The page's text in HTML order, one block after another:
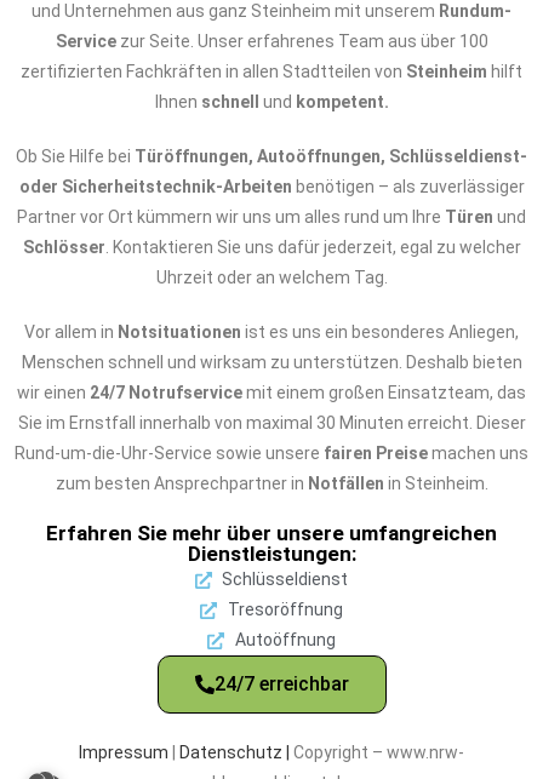
und Unternehmen aus ganz Steinheim mit unserem Rundum-
Servicezur Seite. Unser erfahrenes Team aus über 100
zertifizierten Fachkräften in allen Stadtteilen von Steinheim hilft
Ihnen schnell und kompetent.
Ob Sie Hilfe bei Türöffnungen, Autoöffnungen, Schlüsseldienst-
oder Sicherheitstechnik-Arbeiten benötigen – als zuverlässiger
Partner vor Ort kümmern wir uns um alles rund um Ihre Türen und
Schlösser . Kontaktieren Sie uns dafür jederzeit, egal zu welcher
Uhrzeit oder an welchem Tag.
Vor allem in Notsituationen ist es uns ein besonderes Anliegen,
Menschen schnell und wirksam zu unterstützen. Deshalb bieten
wir einen 24/7 Notrufservicemit einem großen Einsatzteam, das
Sie im Ernstfall innerhalb von maximal 30 Minuten erreicht. Dieser
Rund-um-die-Uhr-Service sowie unsere fairen Preisemachen uns
zum besten Ansprechpartner in Notfällen in Steinheim.
Erfahren Sie mehr über unsere umfangreichen
Dienstleistungen:
Schlüsseldienst
Tresoröffnung
Autoöffnung
24/7 erreichbar
Impressum Datenschutz | Copyright – www.nrw-